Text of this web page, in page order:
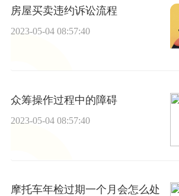
房屋买卖违约诉讼流程
2023-05-04 08:57:40
众筹操作过程中的障碍
2023-05-04 08:57:40
摩托车年检过期一个月会怎么处